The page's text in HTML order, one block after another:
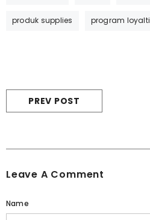
produk supplies program loyalti
PREV POST
Leave A Comment
Name